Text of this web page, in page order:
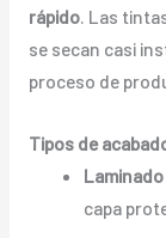
rápido. Las
se secan casi
proceso de
Tipos de
capa